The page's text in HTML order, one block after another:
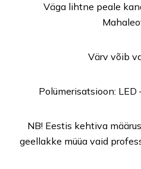
Väga lihtne peale
Värv võib
Polümerisatsioon: LED
NB! Eestis kehtiva
geellakke müüa vaid